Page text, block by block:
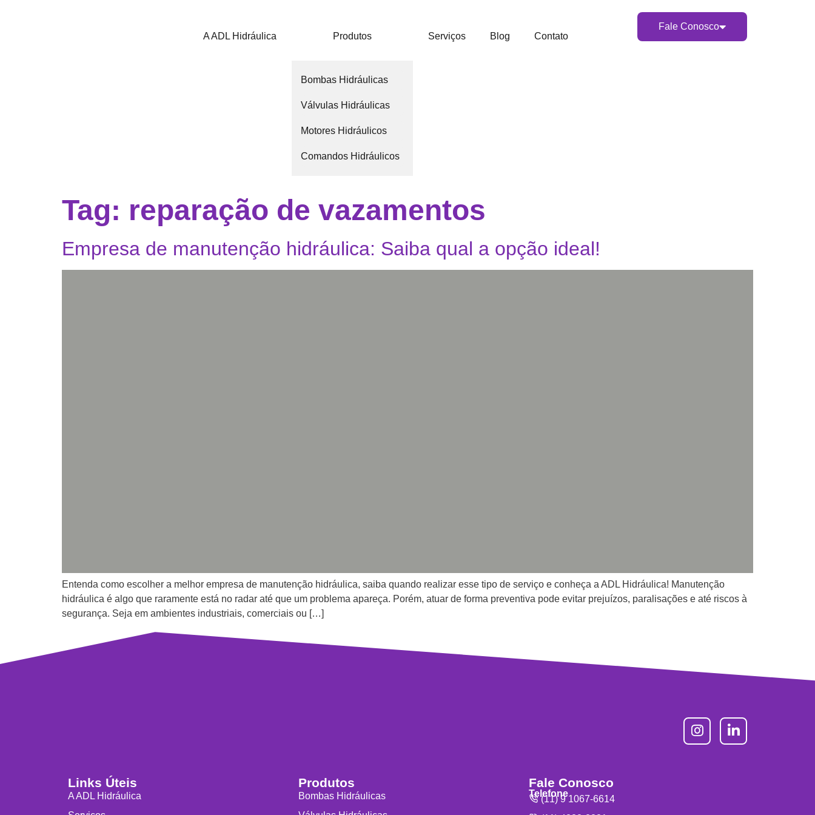
A ADL Hidráulica Produtos
Bombas Hidráulicas
Válvulas Hidráulicas
Motores Hidráulicos
Comandos Hidráulicos
Serviços Blog Contato
Fale Conosco
Tag: reparação de vazamentos
Empresa de manutenção hidráulica: Saiba qual a opção ideal!
Entenda como escolher a melhor empresa de manutenção hidráulica, saiba quando realizar esse tipo de serviço e conheça a ADL Hidráulica! Manutenção
hidráulica é algo que raramente está no radar até que um problema apareça. Porém, atuar de forma preventiva pode evitar prejuízos, paralisações e até riscos à
segurança. Seja em ambientes industriais, comerciais ou […]
Links Úteis
A ADL Hidráulica
Produtos
Bombas Hidráulicas
Fale Conosco
Telefone
(11) 9 1067-6614